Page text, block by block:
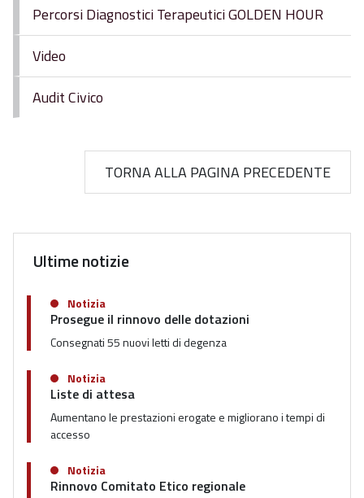
Percorsi Diagnostici Terapeutici GOLDEN HOUR
Video
Audit Civico
TORNA ALLA PAGINA PRECEDENTE
Ultime notizie
Notizia
Prosegue il rinnovo delle dotazioni
Consegnati 55 nuovi letti di degenza
Notizia
Liste di attesa
Aumentano le prestazioni erogate e migliorano i tempi di
accesso
Notizia
Rinnovo Comitato Etico regionale